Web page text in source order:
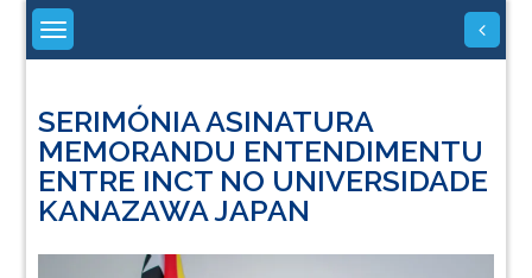
Skip
content
SERIMÓNIA ASINATURA
MEMORANDU ENTENDIMENTU
ENTRE INCT NO UNIVERSIDADE
KANAZAWA JAPAN